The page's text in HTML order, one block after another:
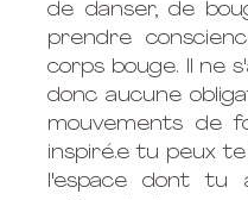
de danser, de
prendre
corps bouge. Il ne
donc aucune
mouvements de
inspiré.e tu peux
l'espace dont tu